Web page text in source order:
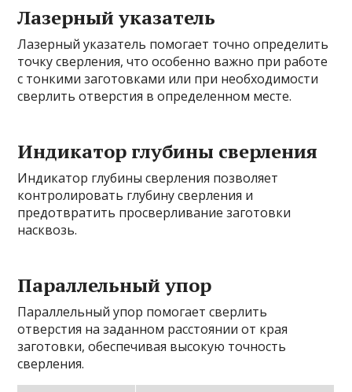
Лазерный указатель
Лазерный указатель помогает точно определить
точку сверления, что особенно важно при работе
с тонкими заготовками или при необходимости
сверлить отверстия в определенном месте.
Индикатор глубины сверления
Индикатор глубины сверления позволяет
контролировать глубину сверления и
предотвратить просверливание заготовки
насквозь.
Параллельный упор
Параллельный упор помогает сверлить
отверстия на заданном расстоянии от края
заготовки, обеспечивая высокую точность
сверления.